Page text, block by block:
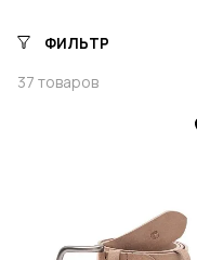
ФИЛЬТР
37 товаров